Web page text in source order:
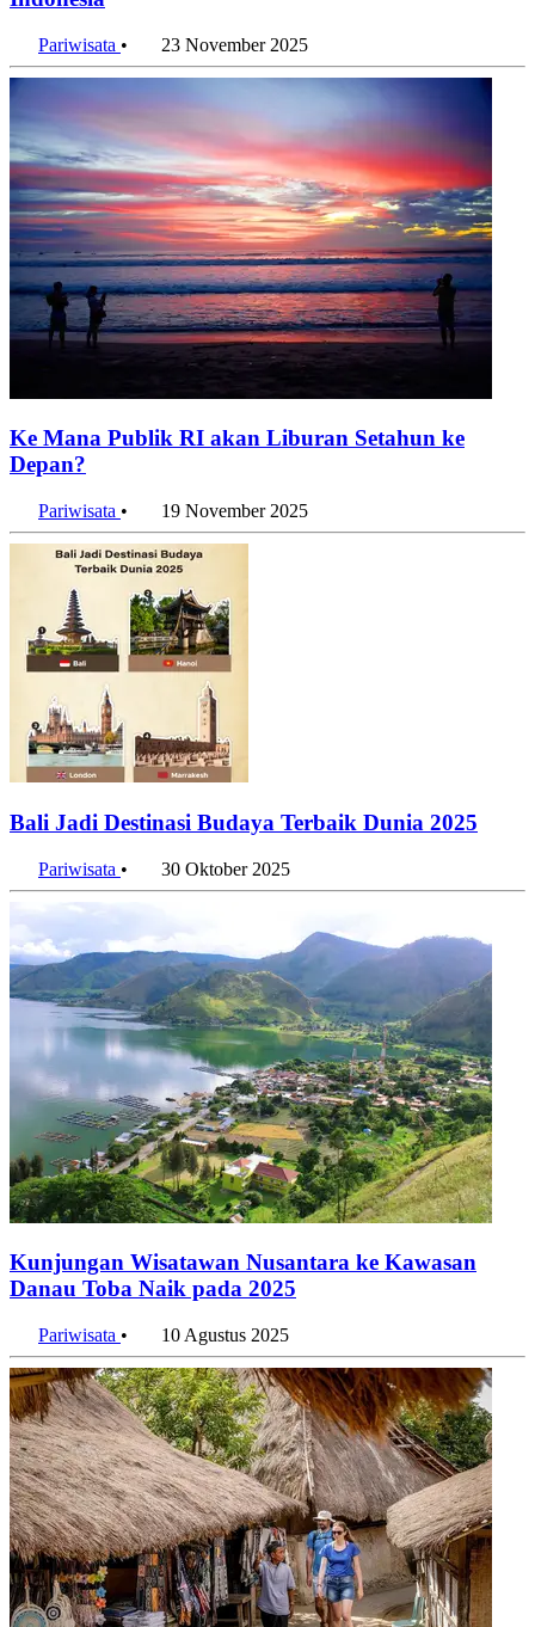
Pergi ke Pantai Jadi Pilihan Liburan Publik
Indonesia
23 November 2025
Ke Mana Publik RI akan Liburan Setahun ke
Depan?
Pariwisata• 19 November 2025
Bali Jadi Destinasi Budaya Terbaik Dunia 2025
Pariwisata
Kunjungan Wisatawan Nusantara ke Kawasan
Danau Toba Naik pada 2025
Pariwisata• 10 Agustus 2025